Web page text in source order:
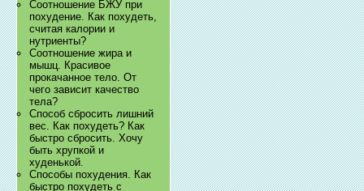
Соотношение БЖУ при
похудение. Как похудеть,
считая калории и
нутриенты?
Соотношение жира и
мышц. Красивое
прокачанное тело. От
чего зависит качество
тела?
Способ сбросить лишний
вес. Как похудеть? Как
быстро сбросить. Хочу
быть хрупкой и
худенькой.
Способы похудения. Как
быстро похудеть с